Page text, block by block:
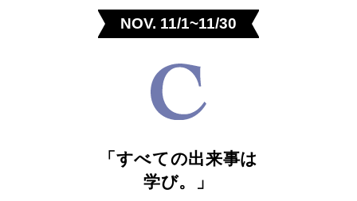
NOV. 11/1~11/30
「すべての出来事は
学び。」